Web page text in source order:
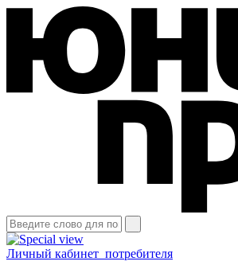
Личный кабинет потребителя